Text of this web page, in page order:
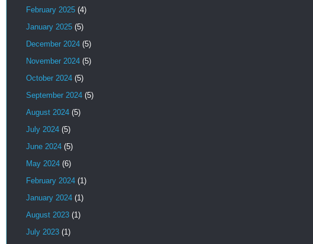
February 2025 (4)
January 2025 (5)
December 2024 (5)
November 2024 (5)
October 2024 (5)
September 2024 (5)
August 2024 (5)
July 2024 (5)
June 2024 (5)
May 2024 (6)
February 2024 (1)
January 2024 (1)
August 2023 (1)
July 2023 (1)